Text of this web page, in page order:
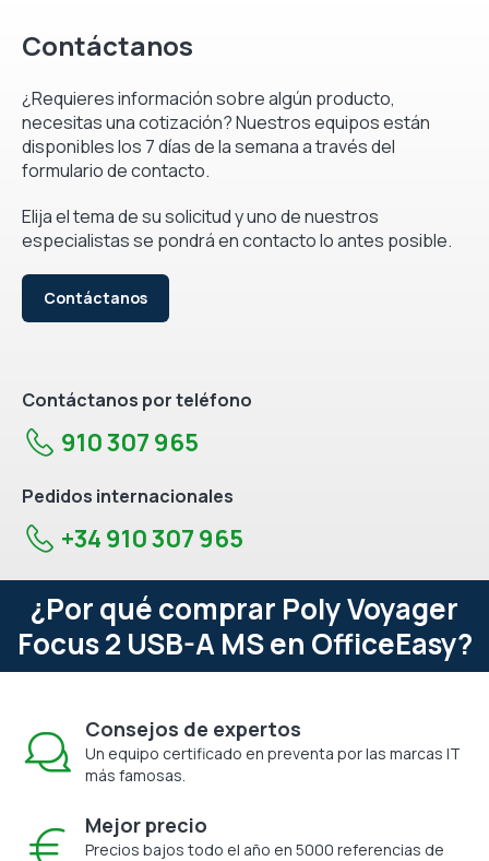
Contáctanos
¿Requieres información sobre algún producto,
necesitas una cotización? Nuestros equipos están
disponibles los 7 días de la semana a través del
formulario de contacto.
Elija el tema de su solicitud y uno de nuestros
especialistas se pondrá en contacto lo antes posible.
Contáctanos
Contáctanos por teléfono
910 307 965
Pedidos internacionales
+34 910 307 965
¿Por qué comprar Poly Voyager
Focus 2 USB-A MS en OfficeEasy?
Consejos de expertos
Un equipo certificado en preventa por las marcas IT
más famosas.
Mejor precio
Precios bajos todo el año en 5000 referencias de